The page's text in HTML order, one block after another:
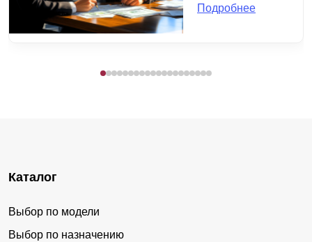
Подробнее
Каталог
Выбор по модели
Выбор по назначению